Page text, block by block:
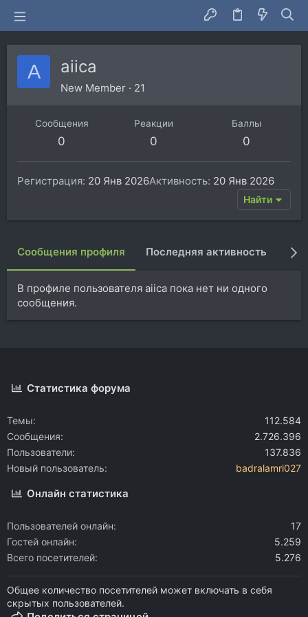
A aiica
New Member · 21
Сообщения
0
Реакции
0
Баллы
0
Регистрация 20 Янв 2026Активность 20 Янв 2026
Найти
Сообщения профиля Последняя активность
В профиле пользователя aiica пока нет ни одного
сообщения.
Статистика форума
Темы
112.584
Сообщения
2.726.396
Пользователи
137.836
Новый пользователь
badralamri027
Онлайн статистика
Пользователей онлайн
17
Гостей онлайн
5.259
Всего посетителей
5.276
Общее количество посетителей может включать в себя
скрытых пользователей.